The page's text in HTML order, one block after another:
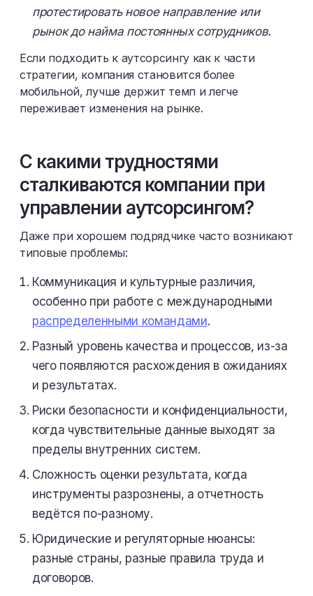
протестировать новое направление или
рынок до найма постоянных сотрудников.
Если подходить к аутсорсингу как к части
стратегии, компания становится более
мобильной, лучше держит темп и легче
переживает изменения на рынке.
С какими трудностями
сталкиваются компании при
управлении аутсорсингом?
Даже при хорошем подрядчике часто возникают
типовые проблемы:
Коммуникация и культурные различия,
особенно при работе с международными
распределенными командами.
Разный уровень качества и процессов, из-за
чего появляются расхождения в ожиданиях
и результатах.
Риски безопасности и конфиденциальности,
когда чувствительные данные выходят за
пределы внутренних систем.
Сложность оценки результата, когда
инструменты разрознены, а отчетность
ведётся по-разному.
Юридические и регуляторные нюансы:
разные страны, разные правила труда и
договоров.